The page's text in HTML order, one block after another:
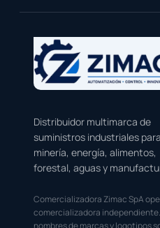
Distribuidor multimarca de
suministros industriales para
minería, energía, alimentos,
forestal, aguas y
Comercializadora Zimac SpA
comercializadora
nombres de marcas y logotipos